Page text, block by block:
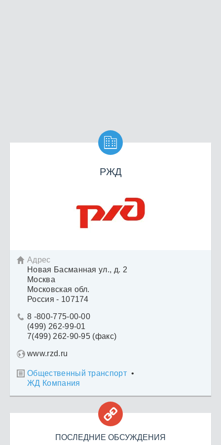

РЖД
 Адрес
Новая Басманная ул., д. 2
Москва
Московская обл.
Россия - 107174
 8 -800-775-00-00
(499) 262-99-01
7(499) 262-90-95 (факс)
www.rzd.ru
 Общественный транспорт •
ЖД Компания

ПОСЛЕДНИЕ ОБСУЖДЕНИЯ